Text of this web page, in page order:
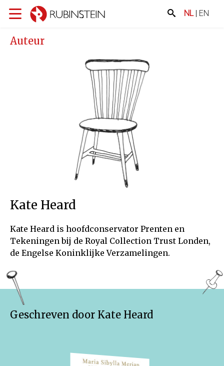
NL| EN
Auteur
Kate Heard
Kate Heard is hoofdconservator Prenten en
Tekeningen bij de Royal Collection Trust Londen,
de Engelse Koninklijke Verzamelingen.
Geschreven door Kate Heard